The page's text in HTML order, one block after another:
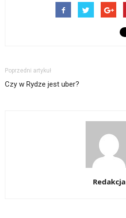
Poprzedni artykuł
Czy w Rydze jest uber?
Redakcja